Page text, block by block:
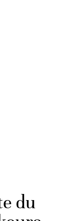
du